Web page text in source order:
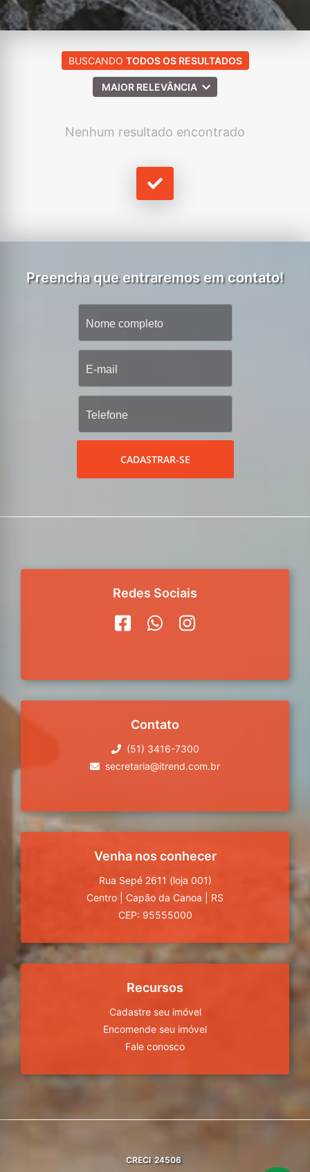
BUSCANDO TODOS OS RESULTADOS
MAIOR RELEVÂNCIA
Nenhum resultado encontrado
Preencha que entraremos em contato!
CADASTRAR-SE
Redes Sociais
Contato
(51) 3416-7300
secretaria@itrend.com.br
Venha nos conhecer
Rua Sepé 2611 (loja 001)
Centro
Capão da Canoa
RS
CEP: 95555000
Recursos
Cadastre seu imóvel
Encomende seu imóvel
Fale conosco
CRECI 24506